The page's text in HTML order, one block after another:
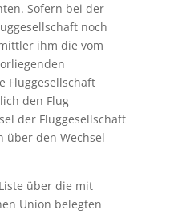
Sofern bei der
noch
ihm die vom
Fluggesellschaft
den Flug
der Fluggesellschaft
über den Wechsel
über die mit
Union belegten